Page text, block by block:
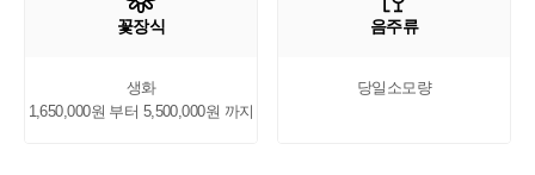
꽃장식
생화
1,650,000원 부터 5,500,000원 까지
음주류
당일소모량